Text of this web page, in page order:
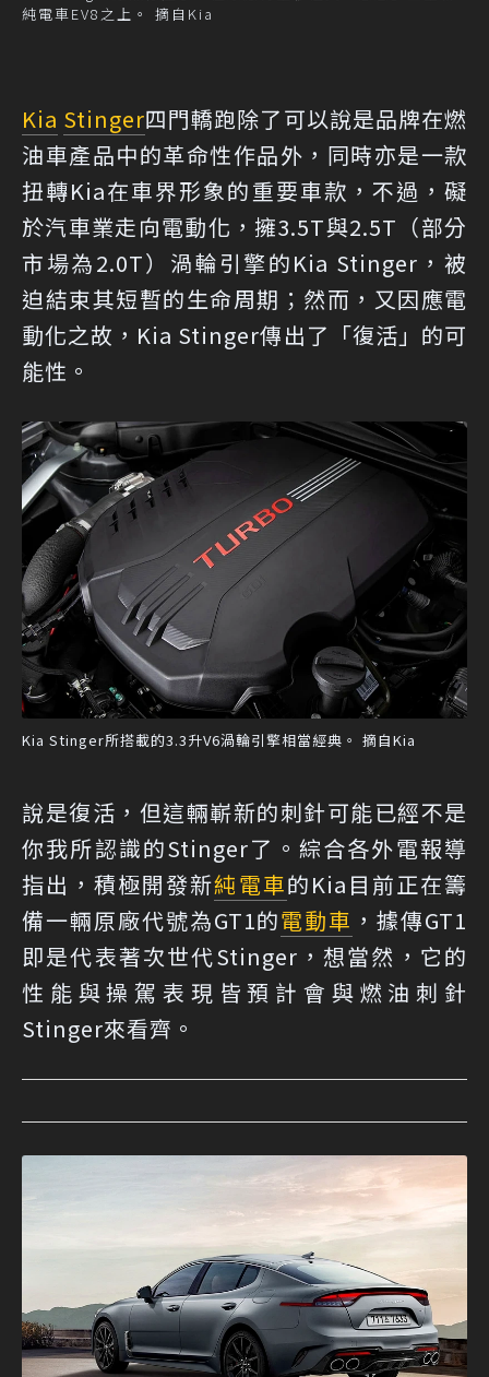
純電車EV8之上。 摘自Kia
Kia Stinger四門轎跑除了可以說是品牌在燃
油車產品中的革命性作品外，同時亦是一款
扭轉Kia在車界形象的重要車款，不過，礙
於汽車業走向電動化，擁3.5T與2.5T（部分
市場為2.0T）渦輪引擎的Kia Stinger，被
迫結束其短暫的生命周期；然而，又因應電
動化之故，Kia Stinger傳出了「復活」的可
能性。
Kia Stinger所搭載的3.3升V6渦輪引擎相當經典。 摘自Kia
說是復活，但這輛嶄新的刺針可能已經不是
你我所認識的Stinger了。綜合各外電報導
指出，積極開發新純電車的Kia目前正在籌
備一輛原廠代號為GT1的電動車 ，據傳GT1
即是代表著次世代Stinger，想當然，它的
性能與操駕表現皆預計會與燃油刺針
Stinger來看齊。